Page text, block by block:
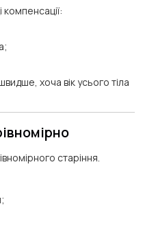
хоча вік усього тіла
старіння.